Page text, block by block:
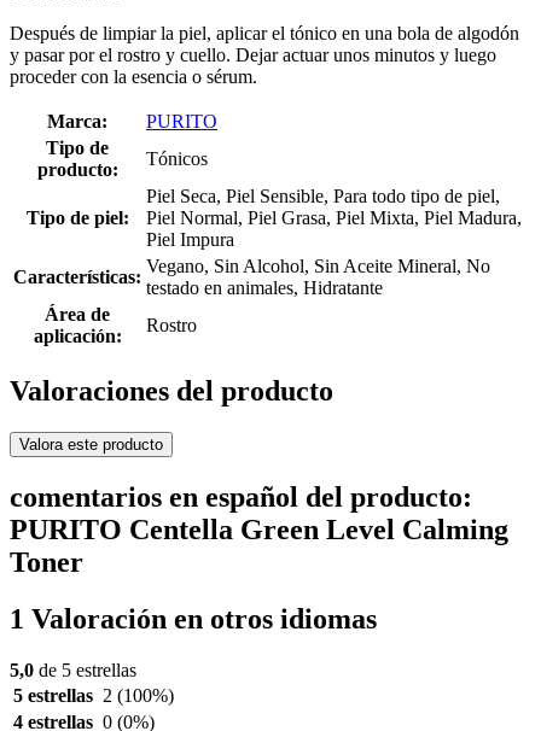
Después de limpiar la piel, aplicar el tónico en una bola de algodón
y pasar por el rostro y cuello. Dejar actuar unos minutos y luego
proceder con la esencia o sérum.
Marca:
PURITO
Tipo de
producto:
Tónicos
Tipo de piel:
Piel Seca, Piel Sensible, Para todo tipo de piel,
Piel Normal, Piel Grasa, Piel Mixta, Piel Madura,
Piel Impura
Características:
Vegano, Sin Alcohol, Sin Aceite Mineral, No
testado en animales, Hidratante
Área de
aplicación:
Rostro
Valoraciones del producto
Valora este producto
comentarios en español del producto:
PURITO Centella Green Level Calming
Toner
1 Valoración en otros idiomas
5,0 de 5 estrellas
5 estrellas 2 (100%)
4 estrellas 0 (0%)